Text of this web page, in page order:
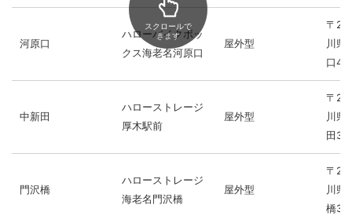
河原口
ハローバイクボッ
クス海老名河原口
屋外型
〒
川県
口4-
中新田
ハローストレージ
厚木駅前
屋外型
〒
川県
田3-
門沢橋
ハローストレージ
海老名門沢橋
屋外型
〒
川県
橋3-
スクロールで
きます